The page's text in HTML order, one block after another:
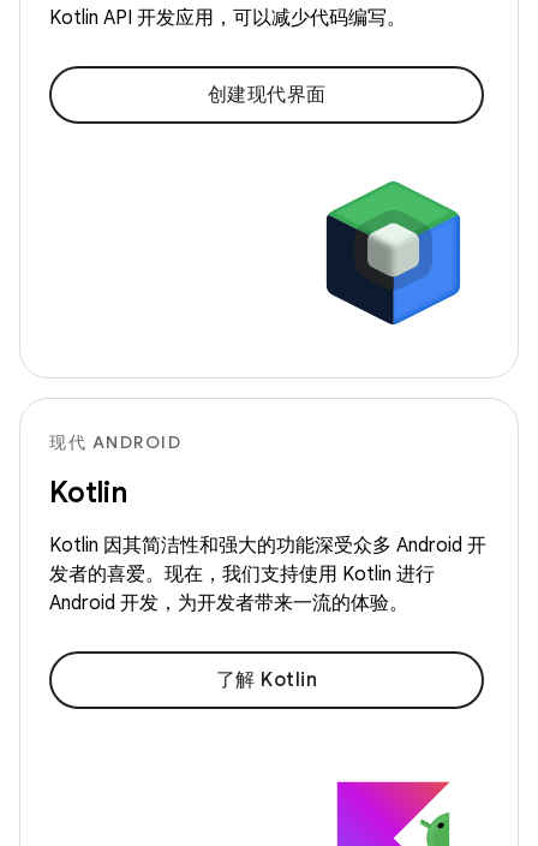
Kotlin API 开发应用，可以减少代码编写。
创建现代界面
现代 ANDROID
Kotlin
Kotlin 因其简洁性和强大的功能深受众多 Android 开
发者的喜爱。现在，我们支持使用 Kotlin 进行
Android 开发，为开发者带来一流的体验。
了解 Kotlin